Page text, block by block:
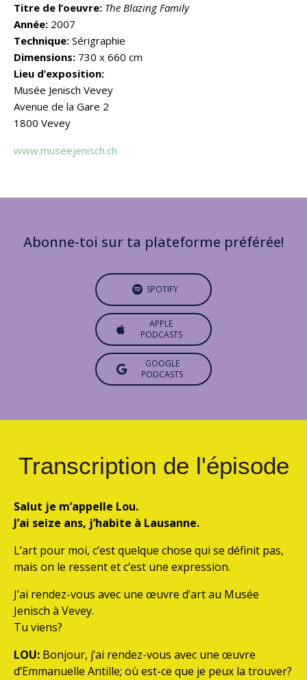
Titre de l’oeuvre: The Blazing Family
Année: 2007
Technique: Sérigraphie
Dimensions: 730 x 660 cm
Lieu d’exposition:
Musée Jenisch Vevey
Avenue de la Gare 2
1800 Vevey
www.museejenisch.ch
Abonne-toi sur ta plateforme préférée!
SPOTIFY
APPLE
PODCASTS
GOOGLE
PODCASTS
Transcription de l'épisode
Salut je m’appelle Lou.
J’ai seize ans, j’habite à Lausanne.
L’art pour moi, c’est quelque chose qui se définit pas,
mais on le ressent et c’est une expression.
J’ai rendez-vous avec une œuvre d’art au Musée
Jenisch à Vevey.
Tu viens?
LOU: Bonjour, j’ai rendez-vous avec une œuvre
d’Emmanuelle Antille; où est-ce que je peux la trouver?